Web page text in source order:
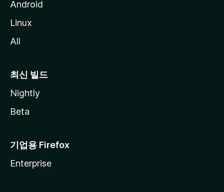
Android
Linux
All
최신 빌드
Nightly
Beta
기업용 Firefox
Enterprise